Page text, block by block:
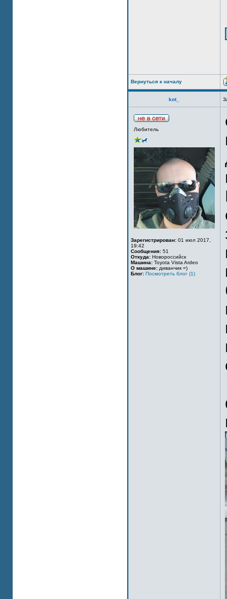
Вернуться к началу
kot_
Любитель
Зарегистрирован: 01 июл 2017,
19:42
Сообщения: 51
Откуда: Новороссийск
Машина: Toyota Vista Ardeo
О машине: диванчик =)
Блог: Посмотреть блог (1)